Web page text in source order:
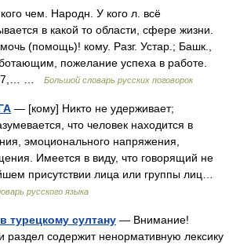
чем. Народн. У кого л. всё
в какой то области, сфере жизни.
(помощь)! кому. Разг. Устар.; Башк.,
пожелание успеха в работе.
…
Большой словарь русских поговорок
— [кому] Никто не удерживает;
что человек находится в
эмоционального напряжения,
Имеется в виду, что говорящий не
присутствии лица или группы лиц…
русского языка
турецкому султану — Внимание!
раздел содержит ненормативную лексику